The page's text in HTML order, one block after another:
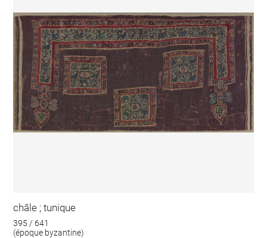
châle ; tunique
395 / 641
(époque byzantine)